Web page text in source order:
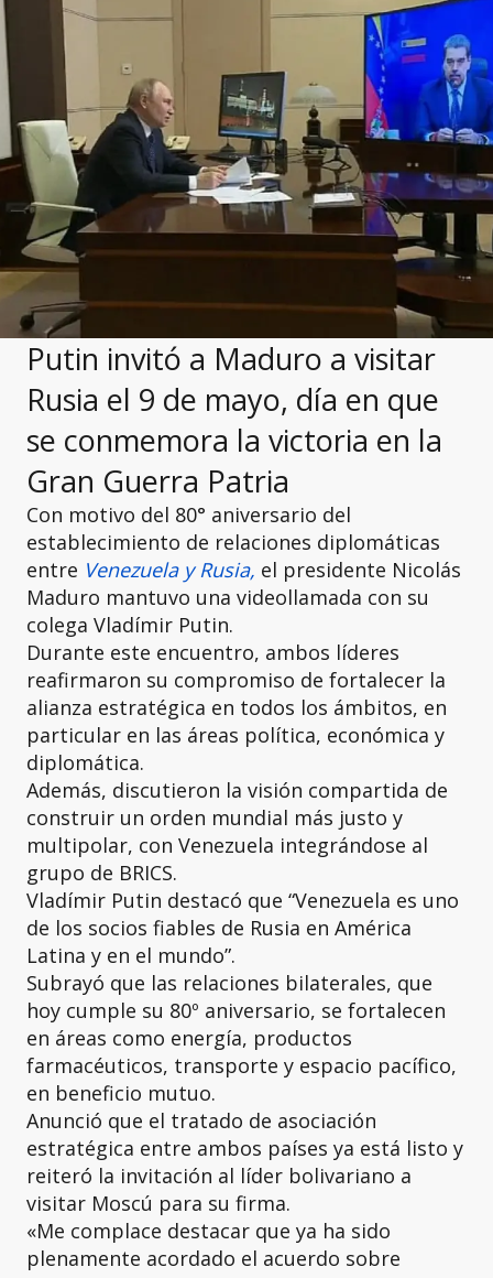
Putin invitó a Maduro a visitar
Rusia el 9 de mayo, día en que
se conmemora la victoria en la
Gran Guerra Patria
Con motivo del 80° aniversario del
establecimiento de relaciones diplomáticas
entre Venezuela y Rusia, el presidente Nicolás
Maduro mantuvo una videollamada con su
colega Vladímir Putin.
Durante este encuentro, ambos líderes
reafirmaron su compromiso de fortalecer la
alianza estratégica en todos los ámbitos, en
particular en las áreas política, económica y
diplomática.
Además, discutieron la visión compartida de
construir un orden mundial más justo y
multipolar, con Venezuela integrándose al
grupo de BRICS.
Vladímir Putin destacó que “Venezuela es uno
de los socios fiables de Rusia en América
Latina y en el mundo”.
Subrayó que las relaciones bilaterales, que
hoy cumple su 80º aniversario, se fortalecen
en áreas como energía, productos
farmacéuticos, transporte y espacio pacífico,
en beneficio mutuo.
Anunció que el tratado de asociación
estratégica entre ambos países ya está listo y
reiteró la invitación al líder bolivariano a
visitar Moscú para su firma.
«Me complace destacar que ya ha sido
plenamente acordado el acuerdo sobre